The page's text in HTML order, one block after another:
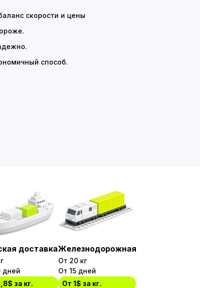
скорости и цены
способ.
доставка
дней
за кг.
Железнодорожная
От 20 кг
От 15 дней
От 1$ за кг.